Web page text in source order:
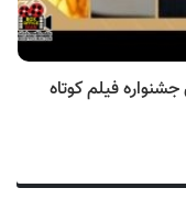
جشنواره فیلم کوتاه